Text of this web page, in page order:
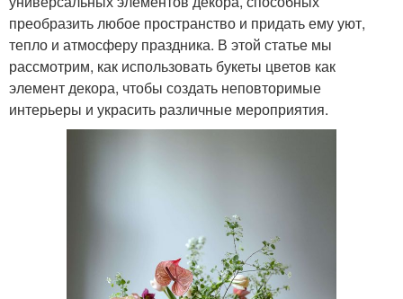
преобразить любое пространство и придать ему уют,
тепло и атмосферу праздника. В этой статье мы
рассмотрим, как использовать букеты цветов как
элемент декора, чтобы создать неповторимые
интерьеры и украсить различные мероприятия.